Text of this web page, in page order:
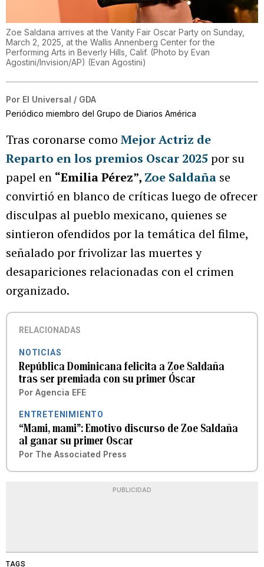
Zoe Saldana arrives at the Vanity Fair Oscar Party on Sunday,
March 2, 2025, at the Wallis Annenberg Center for the
Performing Arts in Beverly Hills, Calif. (Photo by Evan
Agostini/Invision/AP) (Evan Agostini)
Por El Universal / GDA
Periódico miembro del Grupo de Diarios América
Tras coronarse como Mejor Actriz de
Reparto en los premios Oscar 2025 por su
papel en “Emilia Pérez”, Zoe Saldaña se
convirtió en blanco de críticas luego de ofrecer
disculpas al pueblo mexicano, quienes se
sintieron ofendidos por la temática del filme,
señalado por frivolizar las muertes y
desapariciones relacionadas con el crimen
organizado.
RELACIONADAS
NOTICIAS
República Dominicana felicita a Zoe Saldaña
tras ser premiada con su primer Óscar
Por Agencia EFE
ENTRETENIMIENTO
“Mami, mami”: Emotivo discurso de Zoe Saldaña
al ganar su primer Oscar
Por The Associated Press
PUBLICIDAD
TAGS